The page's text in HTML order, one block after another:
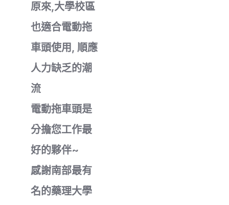
原來,大學校區
也適合電動拖
車頭使用, 順應
人力缺乏的潮
流
電動拖車頭是
分擔您工作最
好的夥伴~
感謝南部最有
名的藥理大學